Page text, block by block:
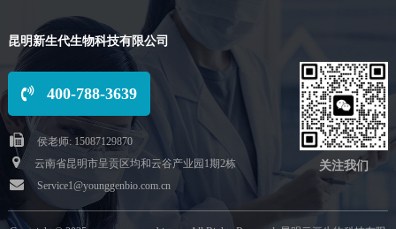
昆明新生代生物科技有限公司
400-788-3639
侯老师: 15087129870
云南省昆明市呈贡区均和云谷产业园1期2栋
Service1@younggenbio.com.cn
关注我们